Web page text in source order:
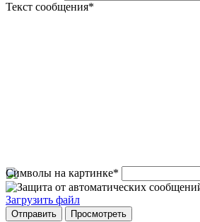
Текст сообщения*
Символы на картинке*
Загрузить файл